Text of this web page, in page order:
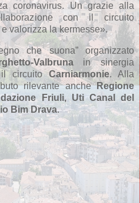
coronavirus. Un grazie alla
con il circuito
valorizza la kermesse».
che suona” organizzato
Valbrunain sinergia
circuitoCarniarmonie. Alla
rilevante ancheRegione
Friuli, Uti Canal del
Bim Drava.